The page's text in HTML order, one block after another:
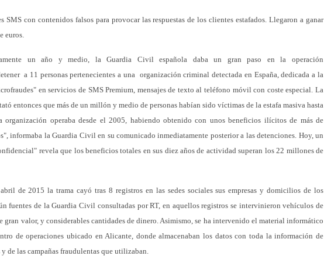
SMS con contenidos falsos para provocar las respuestas de los clientes estafados. Llegaron a ganar
euros.
un año y medio, la Guardia Civil española daba un gran paso en la operación
a 11 personas pertenecientes a una organización criminal detectada en España, dedicada a la
en servicios de SMS Premium, mensajes de texto al teléfono móvil con coste especial. La
entonces que más de un millón y medio de personas habían sido víctimas de la estafa masiva hasta
organización operaba desde el 2005, habiendo obtenido con unos beneficios ilícitos de más de
informaba la Guardia Civil en su comunicado inmediatamente posterior a las detenciones. Hoy, un
revela que los beneficios totales en sus diez años de actividad superan los 22 millones de
de 2015 la trama cayó tras 8 registros en las sedes sociales sus empresas y domicilios de los
fuentes de la Guardia Civil consultadas por RT, en aquellos registros se intervinieron vehículos de
gran valor, y considerables cantidades de dinero. Asimismo, se ha intervenido el material informático
de operaciones ubicado en Alicante, donde almacenaban los datos con toda la información de
y de las campañas fraudulentas que utilizaban.